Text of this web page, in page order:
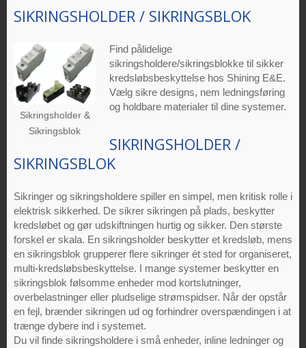
SIKRINGSHOLDER / SIKRINGSBLOK
Sikringsholder &
Sikringsblok
Find pålidelige
sikringsholdere/sikringsblokke til sikker
kredsløbsbeskyttelse hos Shining E&E.
Vælg sikre designs, nem ledningsføring
og holdbare materialer til dine systemer.
SIKRINGSHOLDER /
SIKRINGSBLOK
Sikringer og sikringsholdere spiller en simpel, men kritisk rolle i
elektrisk sikkerhed. De sikrer sikringen på plads, beskytter
kredsløbet og gør udskiftningen hurtig og sikker. Den største
forskel er skala. En sikringsholder beskytter et kredsløb, mens
en sikringsblok grupperer flere sikringer ét sted for organiseret,
multi-kredsløbsbeskyttelse. I mange systemer beskytter en
sikringsblok følsomme enheder mod kortslutninger,
overbelastninger eller pludselige strømspidser. Når der opstår
en fejl, brænder sikringen ud og forhindrer overspændingen i at
trænge dybere ind i systemet.
Du vil finde sikringsholdere i små enheder, inline ledninger og